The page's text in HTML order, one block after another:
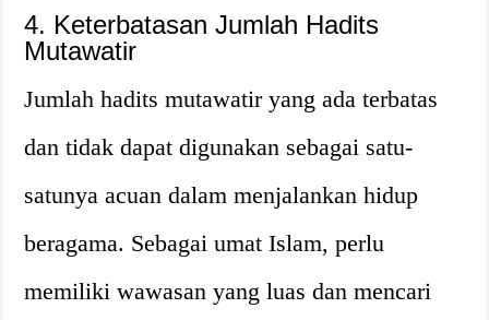
4. Keterbatasan Jumlah Hadits
Mutawatir
Jumlah hadits mutawatir yang ada terbatas
dan tidak dapat digunakan sebagai satu-
satunya acuan dalam menjalankan hidup
beragama. Sebagai umat Islam, perlu
memiliki wawasan yang luas dan mencari